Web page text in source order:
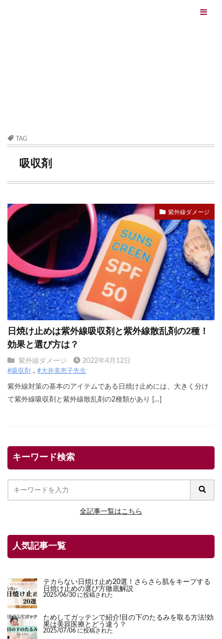
TAG
吸収剤
紫外線ダメージ
日焼け止めは紫外線吸収剤と紫外線散乱剤の2種！
効果と選び方は？
紫外線ダメージ 2022年4月12日
#吸収剤 #大井美恵子先生
紫外線対策の基本のアイテムである日焼け止めには、大きく分け
て紫外線吸収剤と紫外線散乱剤の2種類があり […]
キーワード検索
全記事一覧はこちら
人気記事一覧
テカらない日焼け止め20選！さらさら肌をキープする
日焼け止めの選び方徹底解説
2025/06/30 に投稿された
ためしてガッテンで紹介!目の下のたるみを取る方法!効
果は美容医療とどう違う？
2025/07/06 に投稿された